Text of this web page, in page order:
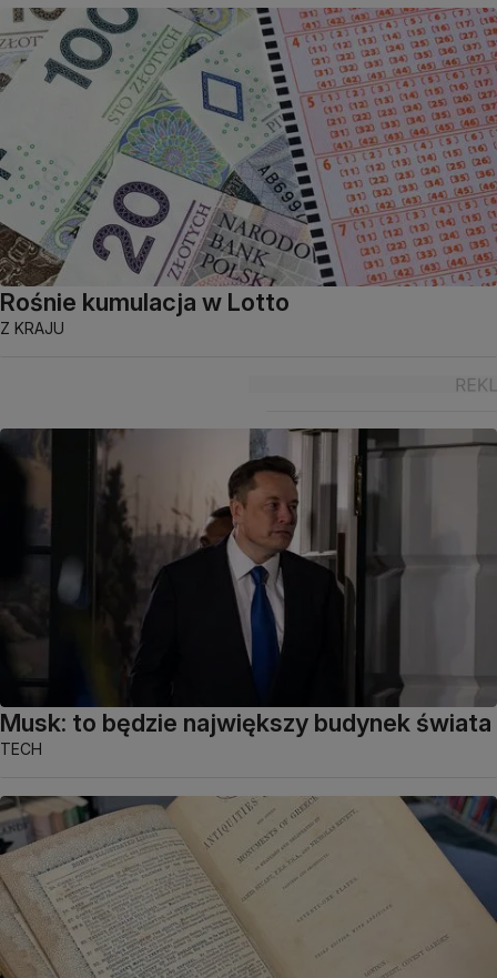
Rośnie kumulacja w Lotto
Z KRAJU
Musk: to będzie największy budynek świata
TECH